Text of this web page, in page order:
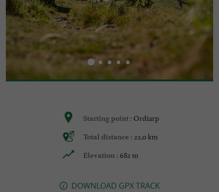
Starting point : Ordiarp
Total distance : 22,0 km
Elevation : 682 m
DOWNLOAD GPX TRACK